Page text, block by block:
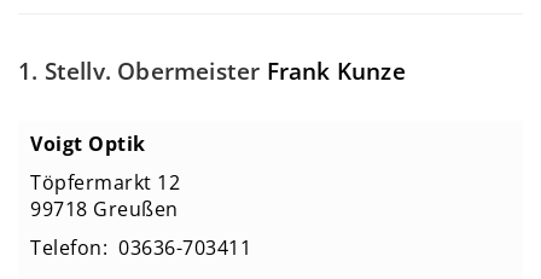
1. Stellv. Obermeister Frank Kunze
Voigt Optik
Töpfermarkt 12
99718 Greußen
Telefon: 03636-703411